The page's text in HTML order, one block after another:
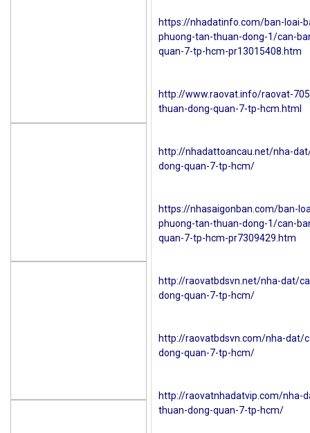
https://nhadatinfo.com/ban-loai-
phuong-tan-thuan-dong-1/can-
quan-7-tp-hcm-pr13015408.htm
http://www.raovat.info/raovat-
thuan-dong-quan-7-tp-hcm.html
http://nhadattoancau.net/nha-
dong-quan-7-tp-hcm/
https://nhasaigonban.com/ban-
phuong-tan-thuan-dong-1/can-
quan-7-tp-hcm-pr7309429.htm
http://raovatbdsvn.net/nha-dat/
dong-quan-7-tp-hcm/
http://raovatbdsvn.com/nha-dat/
dong-quan-7-tp-hcm/
http://raovatnhadatvip.com/nha-
thuan-dong-quan-7-tp-hcm/